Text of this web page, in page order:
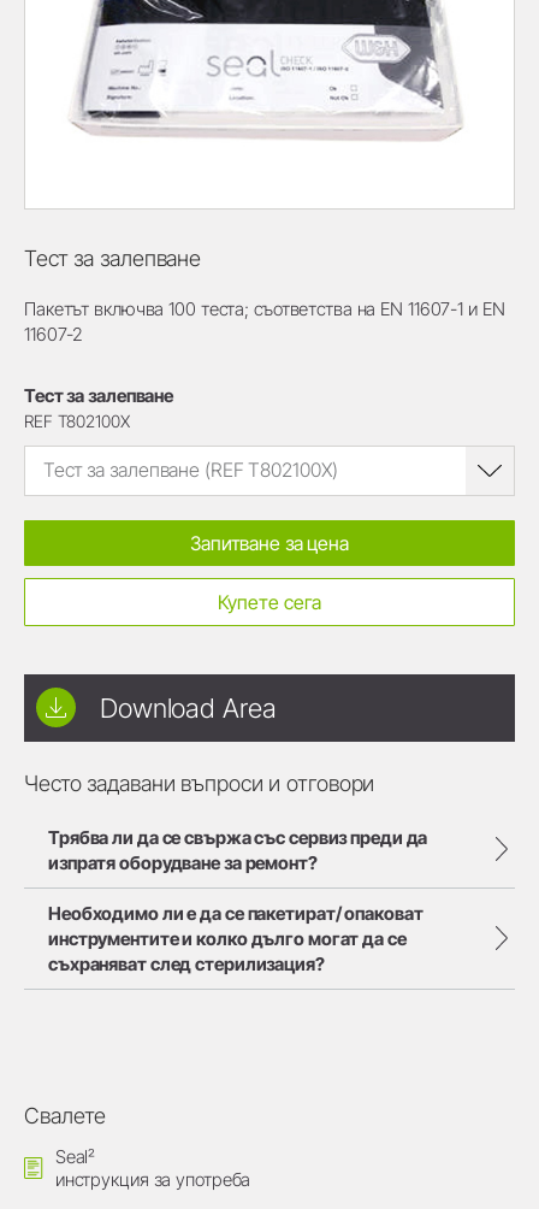
Тест за залепване
Пакетът включва 100 теста; съответства на EN 11607-1 и EN
11607-2
Тест за залепване
REF T802100X
Тест за залепване (REF T802100X)
Запитване за цена
Купете сега
Download Area
Често задавани въпроси и отговори
Трябва ли да се свържа със сервиз преди да
изпратя оборудване за ремонт?
Необходимо ли е да се пакетират/ опаковат
инструментите и колко дълго могат да се
съхраняват след стерилизация?
Свалете
Seal²
инструкция за употреба